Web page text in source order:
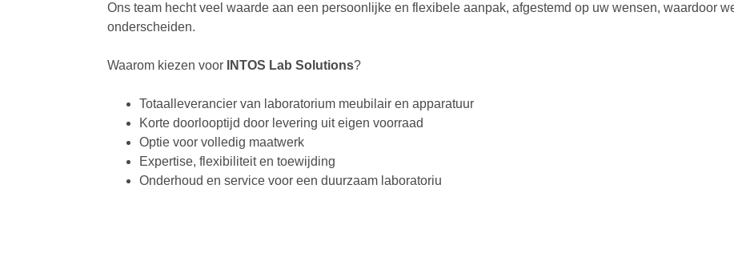
Ons team hecht veel waarde aan een persoonlijke en flexibele aanpak, afgestemd op uw wensen, waardoor
onderscheiden.
Waarom kiezen voor INTOS Lab Solutions?
Totaalleverancier van laboratorium meubilair en apparatuur
Korte doorlooptijd door levering uit eigen voorraad
Optie voor volledig maatwerk
Expertise, flexibiliteit en toewijding
Onderhoud en service voor een duurzaam laboratoriu